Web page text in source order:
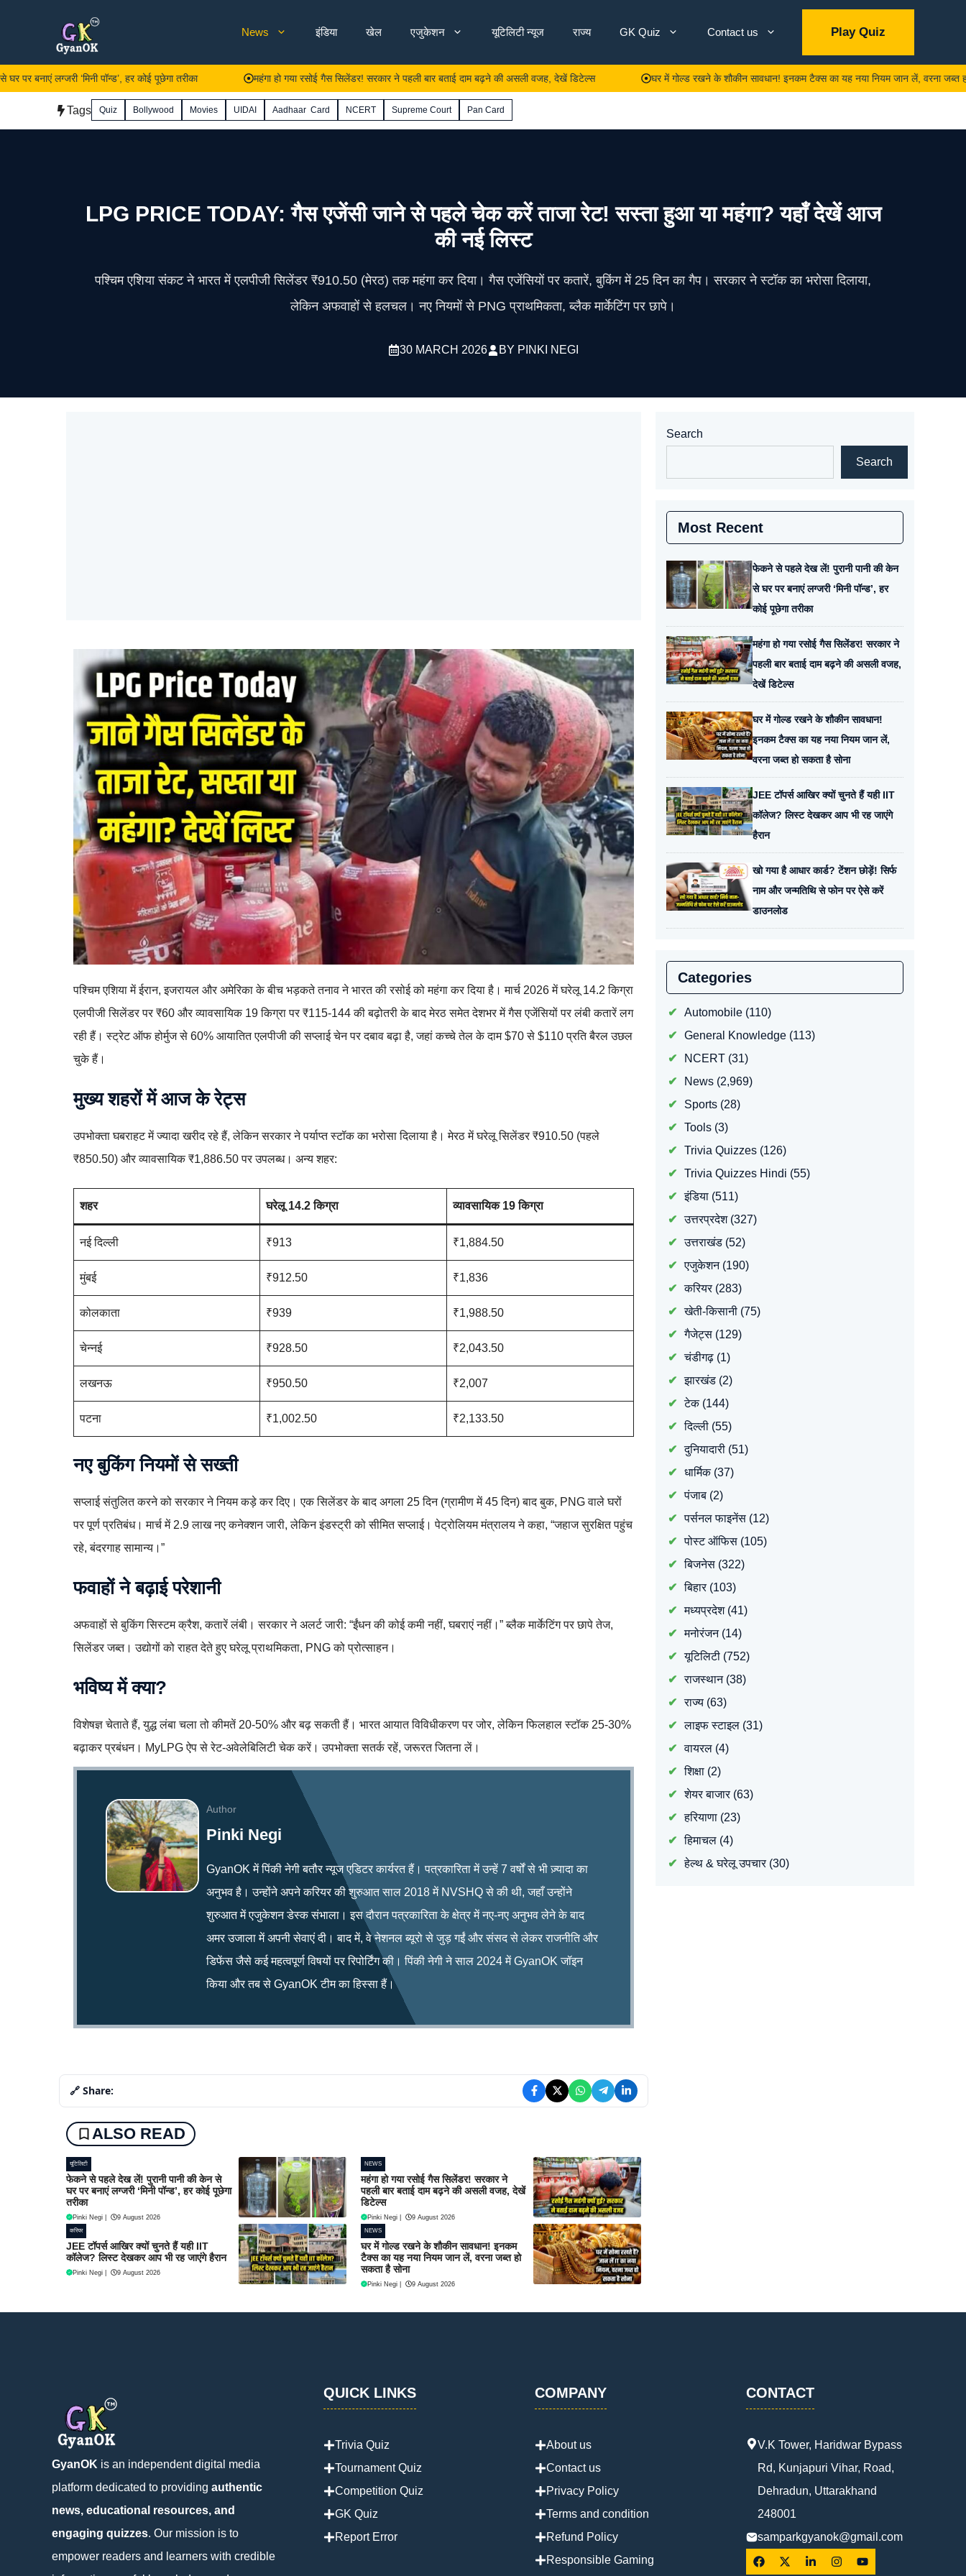
News इंडिया खेल एजुकेशन यूटिलिटी न्यूज राज्य GK Quiz Contact us Play Quiz
‘मिनी पॉन्ड’, हर कोई पूछेगा तरीका महंगा हो गया रसोई गैस सिलेंडर! सरकार ने पहली बार बताई दाम बढ़ने की असली वजह, देखें डिटेल्स घर में गोल्ड रखने के शौकीन सावधान! इनकम टैक्स का यह नया नियम जान लें, वरना जब्त हो सकता है
Tags Quiz Bollywood Movies UIDAI Aadhaar Card NCERT Supreme Court Pan Card
LPG PRICE TODAY: गैस एजेंसी जाने से पहले चेक करें ताजा रेट! सस्ता हुआ या महंगा? यहाँ देखें आज
की नई लिस्ट
पश्चिम एशिया संकट ने भारत में एलपीजी सिलेंडर ₹910.50 (मेरठ) तक महंगा कर दिया। गैस एजेंसियों पर कतारें, बुकिंग में 25 दिन का गैप। सरकार ने स्टॉक का भरोसा दिलाया,
लेकिन अफवाहों से हलचल। नए नियमों से PNG प्राथमिकता, ब्लैक मार्केटिंग पर छापे।
30 MARCH 2026 BY PINKI NEGI
पश्चिम एशिया में ईरान, इजरायल और अमेरिका के बीच भड़कते तनाव ने भारत की रसोई को महंगा कर दिया है। मार्च 2026 में घरेलू 14.2 किग्रा
एलपीजी सिलेंडर पर ₹60 और व्यावसायिक 19 किग्रा पर ₹115-144 की बढ़ोतरी के बाद मेरठ समेत देशभर में गैस एजेंसियों पर लंबी कतारें लग
रही हैं। स्ट्रेट ऑफ होर्मुज से 60% आयातित एलपीजी की सप्लाई चेन पर दबाव बढ़ा है, जहां कच्चे तेल के दाम $70 से $110 प्रति बैरल उछल
चुके हैं।
मुख्य शहरों में आज के रेट्स
उपभोक्ता घबराहट में ज्यादा खरीद रहे हैं, लेकिन सरकार ने पर्याप्त स्टॉक का भरोसा दिलाया है। मेरठ में घरेलू सिलेंडर ₹910.50 (पहले
₹850.50) और व्यावसायिक ₹1,886.50 पर उपलब्ध। अन्य शहर:
शहर घरेलू 14.2 किग्रा व्यावसायिक 19 किग्रा
नई दिल्ली ₹913 ₹1,884.50
मुंबई ₹912.50 ₹1,836
कोलकाता ₹939 ₹1,988.50
चेन्नई ₹928.50 ₹2,043.50
लखनऊ ₹950.50 ₹2,007
पटना ₹1,002.50 ₹2,133.50
नए बुकिंग नियमों से सख्ती
सप्लाई संतुलित करने को सरकार ने नियम कड़े कर दिए। एक सिलेंडर के बाद अगला 25 दिन (ग्रामीण में 45 दिन) बाद बुक, PNG वाले घरों
पर पूर्ण प्रतिबंध। मार्च में 2.9 लाख नए कनेक्शन जारी, लेकिन इंडस्ट्री को सीमित सप्लाई। पेट्रोलियम मंत्रालय ने कहा, “जहाज सुरक्षित पहुंच
रहे, बंदरगाह सामान्य।”
फवाहों ने बढ़ाई परेशानी
अफवाहों से बुकिंग सिस्टम क्रैश, कतारें लंबी। सरकार ने अलर्ट जारी: “ईंधन की कोई कमी नहीं, घबराएं नहीं।” ब्लैक मार्केटिंग पर छापे तेज,
सिलेंडर जब्त। उद्योगों को राहत देते हुए घरेलू प्राथमिकता, PNG को प्रोत्साहन।
भविष्य में क्या?
विशेषज्ञ चेताते हैं, युद्ध लंबा चला तो कीमतें 20-50% और बढ़ सकती हैं। भारत आयात विविधीकरण पर जोर, लेकिन फिलहाल स्टॉक 25-30%
बढ़ाकर प्रबंधन। MyLPG ऐप से रेट-अवेलेबिलिटी चेक करें। उपभोक्ता सतर्क रहें, जरूरत जितना लें।
Author
Pinki Negi
GyanOK में पिंकी नेगी बतौर न्यूज एडिटर कार्यरत हैं। पत्रकारिता में उन्हें 7 वर्षों से भी ज़्यादा का
अनुभव है। उन्होंने अपने करियर की शुरुआत साल 2018 में NVSHQ से की थी, जहाँ उन्होंने
शुरुआत में एजुकेशन डेस्क संभाला। इस दौरान पत्रकारिता के क्षेत्र में नए-नए अनुभव लेने के बाद
अमर उजाला में अपनी सेवाएं दी। बाद में, वे नेशनल ब्यूरो से जुड़ गईं और संसद से लेकर राजनीति और
डिफेंस जैसे कई महत्वपूर्ण विषयों पर रिपोर्टिंग की। पिंकी नेगी ने साल 2024 में GyanOK जॉइन
किया और तब से GyanOK टीम का हिस्सा हैं।
🔗 Share:
ALSO READ
यूटिलिटी
फेकने से पहले देख लें! पुरानी पानी की केन से
घर पर बनाएं लग्जरी ‘मिनी पॉन्ड’, हर कोई पूछेगा
तरीका
Pinki Negi 9 August 2026
NEWS
महंगा हो गया रसोई गैस सिलेंडर! सरकार ने
पहली बार बताई दाम बढ़ने की असली वजह, देखें
डिटेल्स
Pinki Negi 9 August 2026
करियर
JEE टॉपर्स आखिर क्यों चुनते हैं यही IIT
कॉलेज? लिस्ट देखकर आप भी रह जाएंगे हैरान
Pinki Negi 9 August 2026
NEWS
घर में गोल्ड रखने के शौकीन सावधान! इनकम
टैक्स का यह नया नियम जान लें, वरना जब्त हो
सकता है सोना
Pinki Negi 9 August 2026
Search
Search
Most Recent
फेकने से पहले देख लें! पुरानी पानी की केन
से घर पर बनाएं लग्जरी ‘मिनी पॉन्ड’, हर
कोई पूछेगा तरीका
महंगा हो गया रसोई गैस सिलेंडर! सरकार ने
पहली बार बताई दाम बढ़ने की असली वजह,
देखें डिटेल्स
घर में गोल्ड रखने के शौकीन सावधान!
इनकम टैक्स का यह नया नियम जान लें,
वरना जब्त हो सकता है सोना
JEE टॉपर्स आखिर क्यों चुनते हैं यही IIT
कॉलेज? लिस्ट देखकर आप भी रह जाएंगे
हैरान
खो गया है आधार कार्ड? टेंशन छोड़ें! सिर्फ
नाम और जन्मतिथि से फोन पर ऐसे करें
डाउनलोड
Categories
Automobile(110)
General Knowledge(113)
NCERT(31)
News(2,969)
Sports(28)
Tools(3)
Trivia Quizzes(126)
Trivia Quizzes Hindi (55)
इंडिया(511)
उत्तरप्रदेश(327)
उत्तराखंड(52)
एजुकेशन(190)
करियर(283)
खेती-किसानी(75)
गैजेट्स(129)
चंडीगढ़(1)
झारखंड(2)
टेक(144)
दिल्ली(55)
दुनियादारी(51)
धार्मिक(37)
पंजाब(2)
पर्सनल फाइनेंस(12)
पोस्ट ऑफिस(105)
बिजनेस(322)
बिहार(103)
मध्यप्रदेश(41)
मनोरंजन(14)
यूटिलिटी(752)
राजस्थान(38)
राज्य(63)
लाइफ स्टाइल(31)
वायरल(4)
शिक्षा(2)
शेयर बाजार(63)
हरियाणा(23)
हिमाचल(4)
हेल्थ & घरेलू उपचार(30)
GyanOK is an independent digital media
platform dedicated to providing authentic
news, educational resources, and
engaging quizzes. Our mission is to
empower readers and learners with credible
QUICK LINKS
Trivia Quiz
Tournament Quiz
Competition Quiz
GK Quiz
Report Error
COMPANY
About us
Contact us
Privacy Policy
Terms and condition
Refund Policy
Responsible Gaming
CONTACT
V.K Tower, Haridwar Bypass
Rd, Kunjapuri Vihar, Road,
Dehradun, Uttarakhand
248001
samparkgyanok@gmail.com